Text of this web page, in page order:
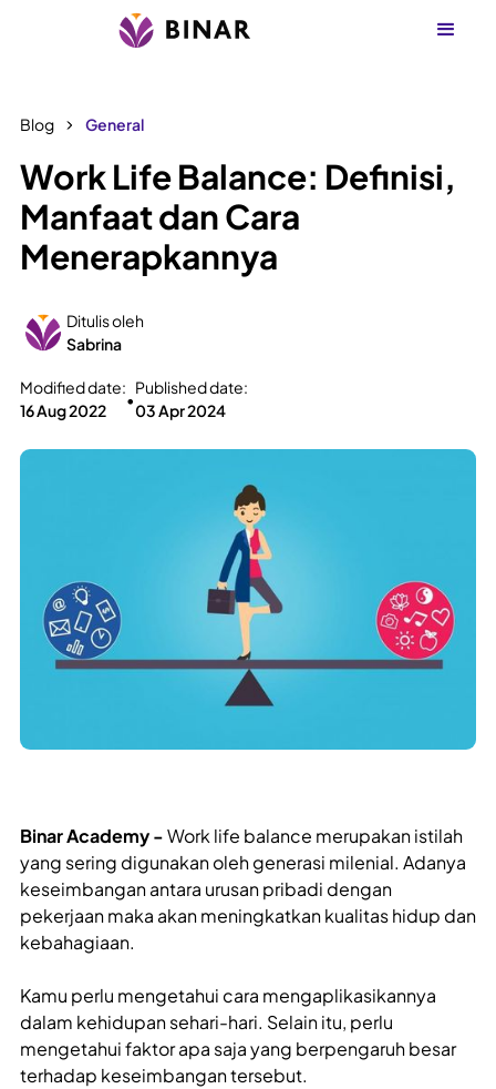
Blog General
Work Life Balance: Definisi,
Manfaat dan Cara
Menerapkannya
Ditulis oleh
Sabrina
Modified date:
16 Aug 2022
•
Published date:
03 Apr 2024
Binar Academy -Work life balance merupakan istilah
yang sering digunakan oleh generasi milenial. Adanya
keseimbangan antara urusan pribadi dengan
pekerjaan maka akan meningkatkan kualitas hidup dan
kebahagiaan.
Kamu perlu mengetahui cara mengaplikasikannya
dalam kehidupan sehari-hari. Selain itu, perlu
mengetahui faktor apa saja yang berpengaruh besar
terhadap keseimbangan tersebut.